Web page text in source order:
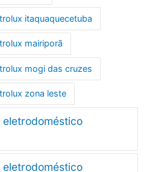
itaquaquecetuba
mairiporã
mogi das cruzes
zona leste